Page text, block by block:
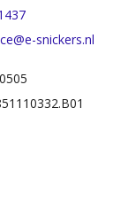
snickers.nl